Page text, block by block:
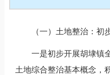
（一）土地整治：初步
一是初步开展胡埭镇全
土地综合整治基本概念，